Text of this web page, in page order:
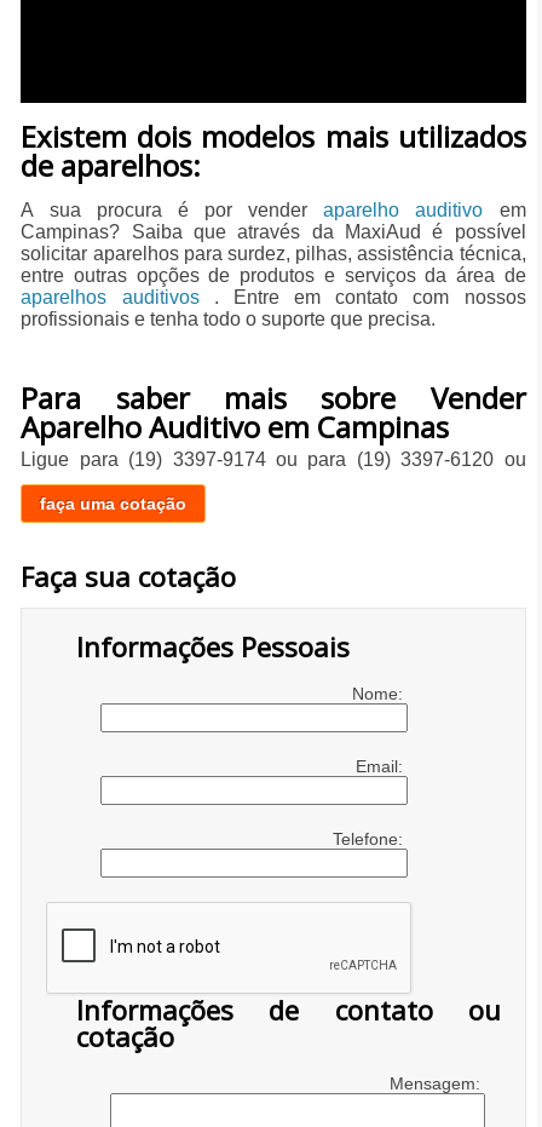
​Existem dois modelos mais utilizados
de aparelhos:
A sua procura é por venderaparelho auditivo em
Campinas? Saiba que através da MaxiAud é possível
solicitar aparelhos para surdez, pilhas, assistência técnica,
entre outras opções de produtos e serviços da área de
aparelhos auditivos. Entre em contato com nossos
profissionais e tenha todo o suporte que precisa.
Para saber mais sobre Vender
Aparelho Auditivo em Campinas
Ligue para (19) 3397-9174ou para (19) 3397-6120 ou
faça uma cotação
Faça sua cotação
Informações Pessoais
Nome:
Email:
Telefone:
Informações de contato ou
cotação
Mensagem: